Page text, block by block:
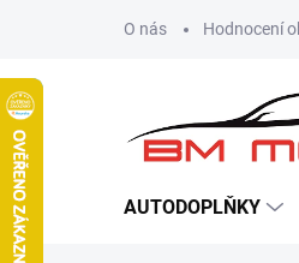
O nás Hodnocení
AUTODOPLŇKY